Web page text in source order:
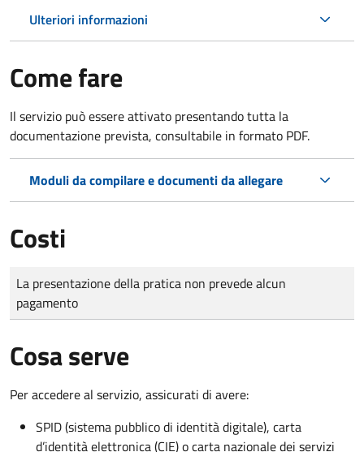
Ulteriori informazioni
Come fare
Il servizio può essere attivato presentando tutta la
documentazione prevista, consultabile in formato PDF.
Moduli da compilare e documenti da allegare
Costi
Tipo di pagamento
Importo
La presentazione della pratica non prevede alcun
pagamento
Cosa serve
Per accedere al servizio, assicurati di avere:
SPID (sistema pubblico di identità digitale), carta
d’identità elettronica (CIE) o carta nazionale dei servizi